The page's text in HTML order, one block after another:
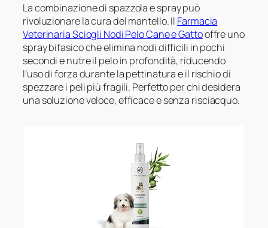
La combinazione di spazzola e spray può
rivoluzionare la cura del mantello. Il Farmacia
Veterinaria Sciogli Nodi Pelo Cane e Gattooffre uno
spray bifasico che elimina nodi difficili in pochi
secondi e nutre il pelo in profondità, riducendo
l’uso di forza durante la pettinatura e il rischio di
spezzare i peli più fragili. Perfetto per chi desidera
una soluzione veloce, efficace e senza risciacquo.